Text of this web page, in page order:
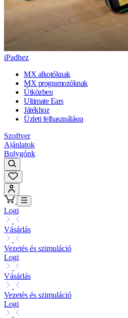
iPadhez
MX alkotóknak
MX programozóknak
Útközben
Ultimate Ears
Játékhoz
Üzleti felhasználásra
Szoftver
Ajánlatok
Bolygónk
Logi
Vásárlás
Vezetés és szimuláció
Logi
Vásárlás
Vezetés és szimuláció
Logi